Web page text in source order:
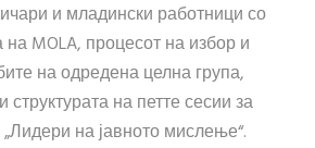
и младински работници со
на MOLA, процесот на избор и
на одредена целна група,
структурата на петте сесии за
на јавното мислење“.